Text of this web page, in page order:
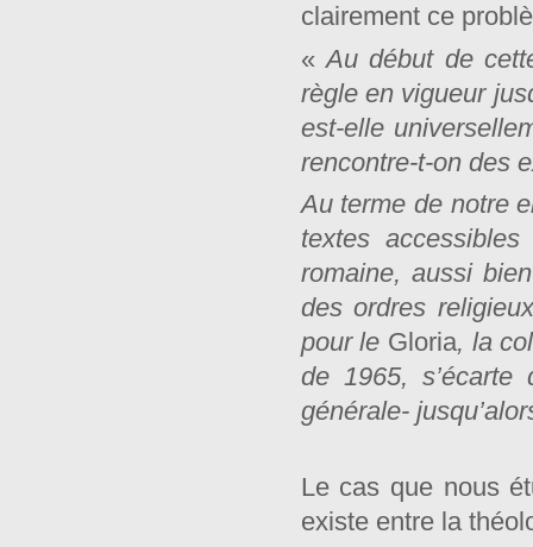
clairement ce
«Au début de
règle en vigueur
est-elle
rencontre-t-on des
Au terme de notre
textes
romaine, aussi
des ordres
pour le Gloria, la
de 1965,
générale-
Le cas que nous
existe entre la